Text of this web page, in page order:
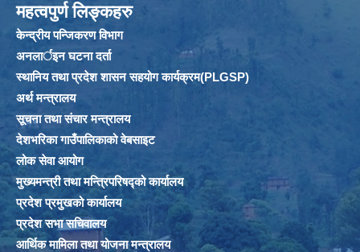
महत्वपुर्ण लिङ्कहरु
केन्द्रीय पन्जिकरण विभाग
अनलार्इन घटना दर्ता
स्थानिय तथा प्रदेश शासन सहयोग कार्यक्रम(PLGSP)
अर्थ मन्त्रालय
सूचना तथा संचार मन्त्रालय
देशभरिका गाउँपालिकाको वेबसाइट
लोक सेवा आयोग
मुख्यमन्त्री तथा मन्त्रिपरिषद्को कार्यालय
प्रदेश प्रमुखको कार्यालय
प्रदेश सभा सचिवालय
आर्थिक मामिला तथा योजना मन्त्रालय